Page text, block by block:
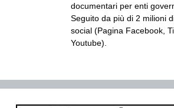
documentari per enti
Seguito da più di 2 milioni
social (Pagina Facebook,
Youtube).